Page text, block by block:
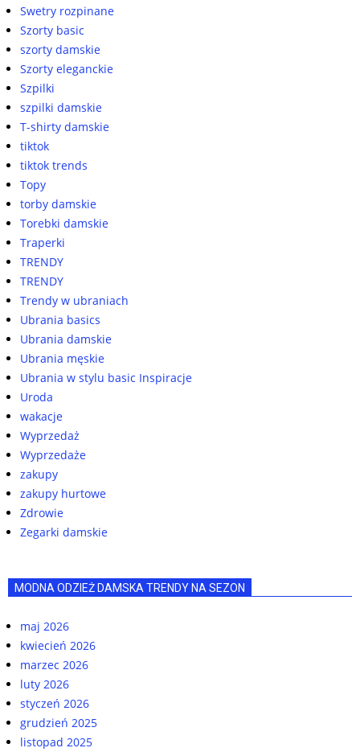
Swetry rozpinane
Szorty basic
szorty damskie
Szorty eleganckie
Szpilki
szpilki damskie
T-shirty damskie
tiktok
tiktok trends
Topy
torby damskie
Torebki damskie
Traperki
TRENDY
TRENDY
Trendy w ubraniach
Ubrania basics
Ubrania damskie
Ubrania męskie
Ubrania w stylu basic Inspiracje
Uroda
wakacje
Wyprzedaż
Wyprzedaże
zakupy
zakupy hurtowe
Zdrowie
Zegarki damskie
MODNA ODZIEŻ DAMSKA TRENDY NA SEZON
maj 2026
kwiecień 2026
marzec 2026
luty 2026
styczeń 2026
grudzień 2025
listopad 2025